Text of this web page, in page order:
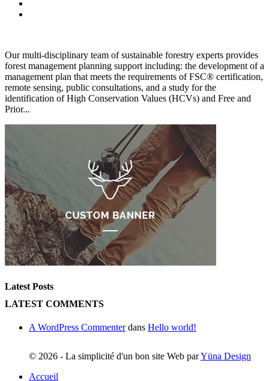
Our multi-disciplinary team of sustainable forestry experts provides
forest management planning support including: the development of a
management plan that meets the requirements of FSC® certification,
remote sensing, public consultations, and a study for the
identification of High Conservation Values (HCVs) and Free and
Prior...
Latest Posts
LATEST COMMENTS
A WordPress Commenterdans Hello world!
© 2026 - La simplicité d'un bon site Web parYüna Design
Accueil